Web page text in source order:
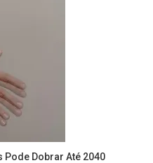
Pode Dobrar Até 2040